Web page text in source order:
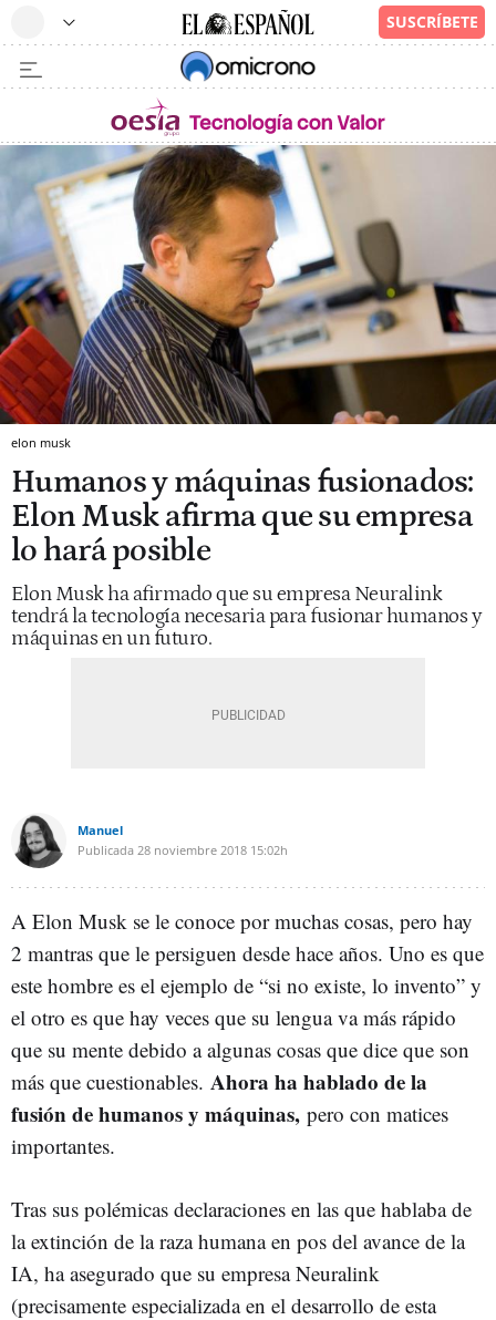
elon musk
Humanos y máquinas fusionados:
Elon Musk afirma que su empresa
lo hará posible
Elon Musk ha afirmado que su empresa Neuralink
tendrá la tecnología necesaria para fusionar humanos y
máquinas en un futuro.
Manuel
Publicada 28 noviembre 2018 15:02h
A Elon Musk se le conoce por muchas cosas, pero hay
2 mantras que le persiguen desde hace años. Uno es que
este hombre es el ejemplo de “si no existe, lo invento” y
el otro es que hay veces que su lengua va más rápido
que su mente debido a algunas cosas que dice que son
más que cuestionables. Ahora ha hablado de la
fusión de humanos y máquinas, pero con matices
importantes.
Tras sus polémicas declaraciones en las que hablaba de
la extinción de la raza humana en pos del avance de la
IA, ha asegurado que su empresa Neuralink
(precisamente especializada en el desarrollo de esta